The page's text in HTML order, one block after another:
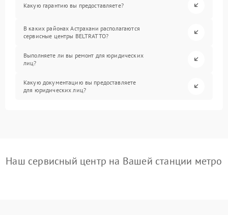
Какую гарантию вы предоставляете?
В каких районах Астрахани располагаются
сервисные центры BELTRATTO?
Выполняете ли вы ремонт для юридических
лиц?
Какую документацию вы предоставляете
для юридических лиц?
Наш сервисный центр на Вашей станции метро